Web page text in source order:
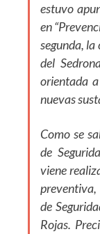
estuvo
en
segunda,
del
orientada
nuevas
Como se
de
viene
de
Rojas.